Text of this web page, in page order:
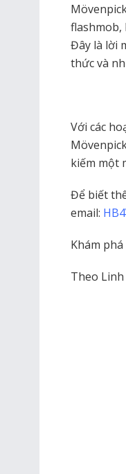
flashmob,
Đây là lời
thức và
Với các
kiếm một
Để biết
email:
Khám
Theo